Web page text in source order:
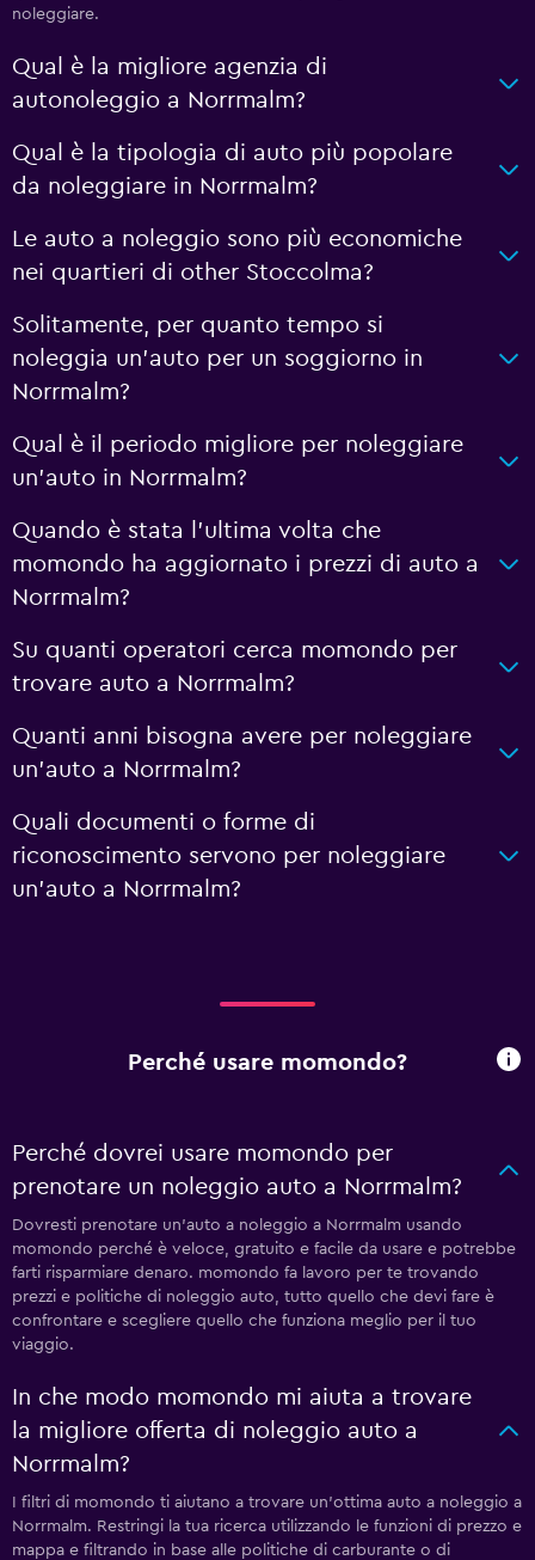
noleggiare.
Qual è la migliore agenzia di
autonoleggio a Norrmalm?
Qual è la tipologia di auto più popolare
da noleggiare in Norrmalm?
Le auto a noleggio sono più economiche
nei quartieri di other Stoccolma?
Solitamente, per quanto tempo si
noleggia un'auto per un soggiorno in
Norrmalm?
Qual è il periodo migliore per noleggiare
un'auto in Norrmalm?
Quando è stata l'ultima volta che
momondo ha aggiornato i prezzi di auto a
Norrmalm?
Su quanti operatori cerca momondo per
trovare auto a Norrmalm?
Quanti anni bisogna avere per noleggiare
un'auto a Norrmalm?
Quali documenti o forme di
riconoscimento servono per noleggiare
un'auto a Norrmalm?
Perché usare momondo?
Perché dovrei usare momondo per
prenotare un noleggio auto a Norrmalm?
Dovresti prenotare un'auto a noleggio a Norrmalm usando
momondo perché è veloce, gratuito e facile da usare e potrebbe
farti risparmiare denaro. momondo fa lavoro per te trovando
prezzi e politiche di noleggio auto, tutto quello che devi fare è
confrontare e scegliere quello che funziona meglio per il tuo
viaggio.
In che modo momondo mi aiuta a trovare
la migliore offerta di noleggio auto a
Norrmalm?
I filtri di momondo ti aiutano a trovare un'ottima auto a noleggio a
Norrmalm. Restringi la tua ricerca utilizzando le funzioni di prezzo e
mappa e filtrando in base alle politiche di carburante o di